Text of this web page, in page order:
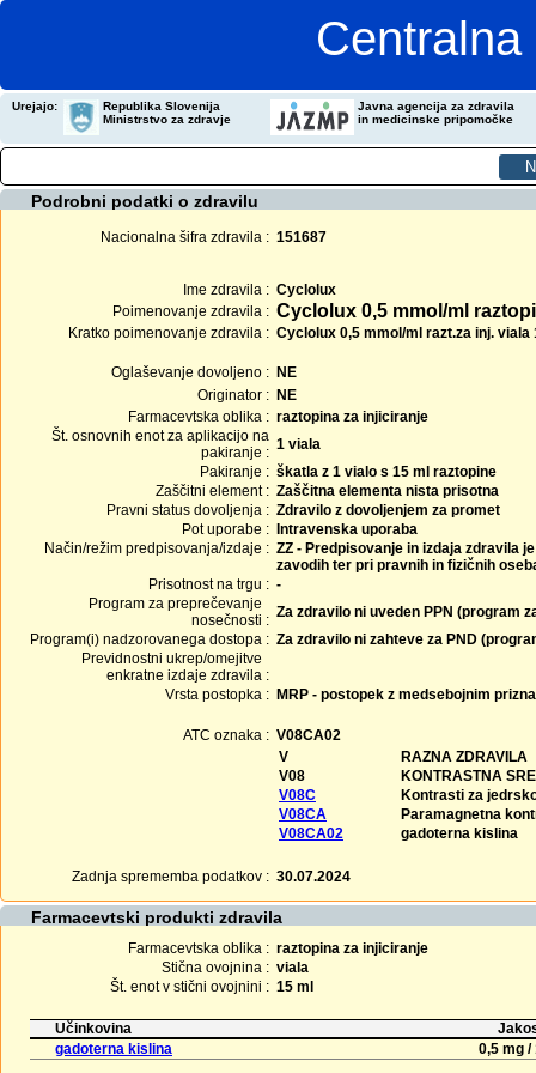
Urejajo:
Republika Slovenija
Ministrstvo za zdravje
Javna agencija za zdravila
in medicinske pripomočke
Podrobni podatki o zdravilu
Nacionalna šifra zdravila : 151687
Ime zdravila : Cyclolux
Poimenovanje zdravila : Cyclolux 0,5 mmol/ml
Kratko poimenovanje zdravila : Cyclolux 0,5 mmol/ml razt.za inj. viala
Oglaševanje dovoljeno : NE
Originator : NE
Farmacevtska oblika : raztopina za injiciranje
Št. osnovnih enot za aplikacijo na
pakiranje : 1 viala
Pakiranje : škatla z 1 vialo s 15 ml raztopine
Zaščitni element : Zaščitna elementa nista prisotna
Pravni status dovoljenja : Zdravilo z dovoljenjem za promet
Pot uporabe :
Intravenska uporaba
Način/režim predpisovanja/izdaje : ZZ - Predpisovanje in izdaja zdravila
zavodih ter pri pravnih in fizičnih
Prisotnost na trgu : -
Program za preprečevanje
nosečnosti : Za zdravilo ni uveden PPN (program
Program(i) nadzorovanega dostopa : Za zdravilo ni zahteve za PND
Previdnostni ukrep/omejitve
enkratne izdaje zdravila :
Vrsta postopka : MRP - postopek z medsebojnim
ATC oznaka : V08CA02
V
RAZNA ZDRAVILA
V08
KONTRASTNA
V08C
Kontrasti za
V08CA
Paramagnetna
V08CA02
gadoterna kislina
Zadnja sprememba podatkov : 30.07.2024
Farmacevtski produkti zdravila
Farmacevtska oblika : raztopina za injiciranje
Stična ovojnina : viala
Št. enot v stični ovojnini : 15 ml
Učinkovina
gadoterna kislina
0,5 mg /